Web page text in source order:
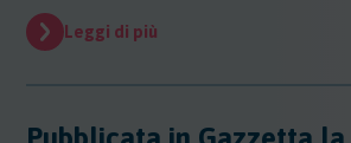
Regioni - Campania
Regioni - Lazio
Sicurezza - Apparecchi
Sostanze
Leggi di più